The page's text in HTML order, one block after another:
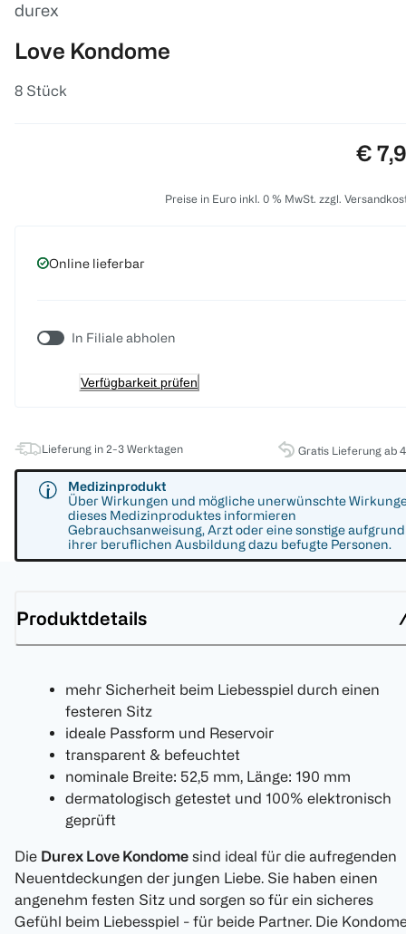
durex
Love Kondome
8 Stück
€
Preise in Euro inkl. 0 % MwSt. zzgl.
Online lieferbar
In Filiale abholen
Verfügbarkeit prüfen
Lieferung in 2-3 Werktagen Gratis Lieferung ab
Medizinprodukt
Über Wirkungen und mögliche unerwünschte
dieses Medizinproduktes informieren
Gebrauchsanweisung, Arzt oder eine sonstige aufgrund
ihrer beruflichen Ausbildung dazu befugte Personen.
Produktdetails
mehr Sicherheit beim Liebesspiel durch einen
festeren Sitz
ideale Passform und Reservoir
transparent & befeuchtet
nominale Breite: 52,5 mm, Länge: 190 mm
dermatologisch getestet und 100% elektronisch
geprüft
Die Durex Love Kondome sind ideal für die aufregenden
Neuentdeckungen der jungen Liebe. Sie haben einen
angenehm festen Sitz und sorgen so für ein sicheres
Gefühl beim Liebesspiel - für beide Partner. Die